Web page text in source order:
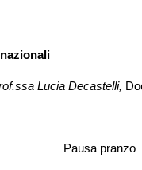
Lucia Decastelli,
Pausa pranzo